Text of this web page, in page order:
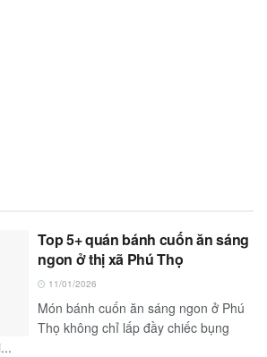
Top 5+ quán bánh cuốn ăn sáng
ngon ở thị xã Phú Thọ
11/01/2026
Món bánh cuốn ăn sáng ngon ở Phú
Thọ không chỉ lấp đầy chiếc bụng